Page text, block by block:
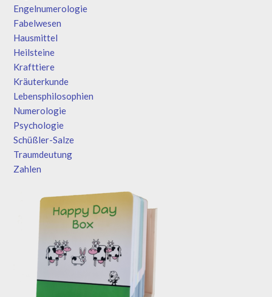
Engelnumerologie
Fabelwesen
Hausmittel
Heilsteine
Krafttiere
Kräuterkunde
Lebensphilosophien
Numerologie
Psychologie
Schüßler-Salze
Traumdeutung
Zahlen